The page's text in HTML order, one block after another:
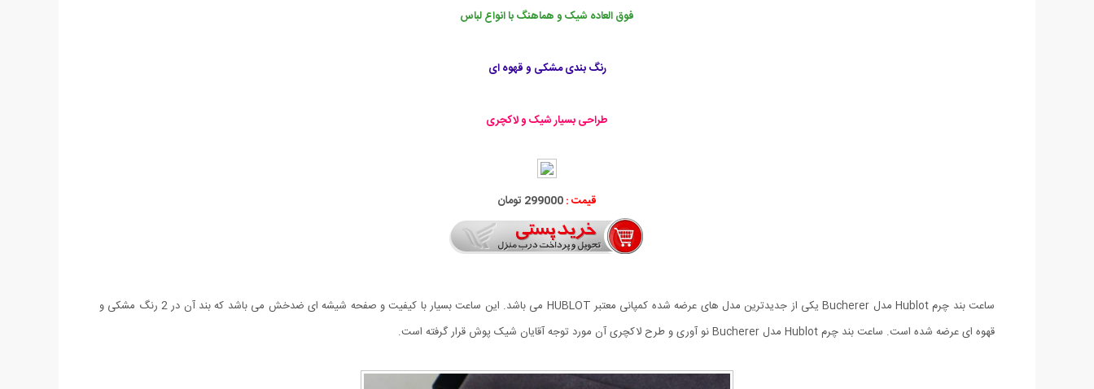
فوق العاده شیک و هماهنگ با انواع لباس
رنگ بندی مشکی و قهوه ای
طراحی بسیار شیک و لاکچری
قیمت :299000 تومان
ساعت بند چرم Hublot مدل Bucherer یکی از جدیدترین مدل های عرضه شده کمپانی معتبر HUBLOT می باشد. این ساعت بسیار با کیفیت و صفحه شیشه ای ضدخش می باشد که بند آن در 2 رنگ مشکی و
قهوه ای عرضه شده است. ساعت بند چرم Hublot مدل Bucherer نو آوری و طرح لاکچری آن مورد توجه آقایان شیک پوش قرار گرفته است.